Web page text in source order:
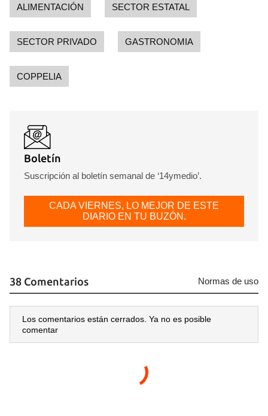
ALIMENTACIÓN SECTOR ESTATAL
SECTOR PRIVADO GASTRONOMIA
COPPELIA
Boletín
Suscripción al boletín semanal de ‘14ymedio’.
CADA VIERNES, LO MEJOR DE ESTE
DIARIO EN TU BUZÓN.
38 Comentarios Normas de uso
Los comentarios están cerrados. Ya no es posible
comentar